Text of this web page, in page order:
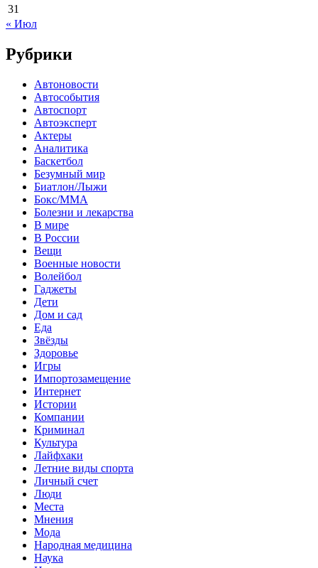
31
« Июл
Рубрики
Автоновости
Автособытия
Автоспорт
Автоэксперт
Актеры
Аналитика
Баскетбол
Безумный мир
Биатлон/Лыжи
Бокс/MMA
Болезни и лекарства
В мире
В России
Вещи
Военные новости
Волейбол
Гаджеты
Дети
Дом и сад
Еда
Звёзды
Здоровье
Игры
Импортозамещение
Интернет
Истории
Компании
Криминал
Культура
Лайфхаки
Летние виды спорта
Личный счет
Люди
Места
Мнения
Мода
Народная медицина
Наука